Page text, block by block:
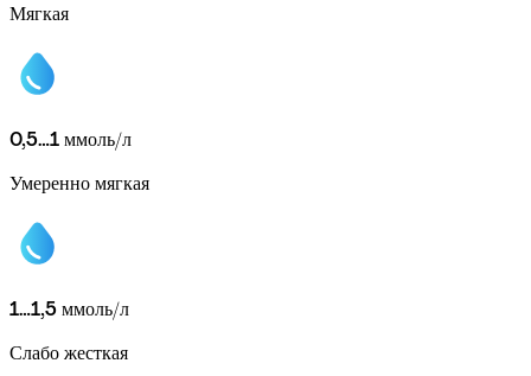
Мягкая
0,5…1ммоль/л
Умеренно мягкая
1…1,5ммоль/л
Слабо жесткая